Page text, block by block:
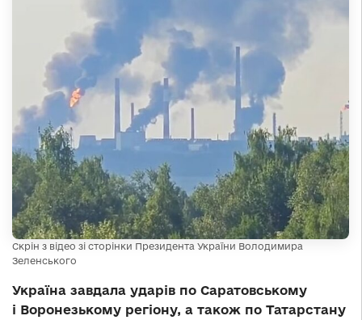
Скрін з відео зі сторінки Президента України Володимира
Зеленського
Україна завдала ударів по Саратовському
і Воронезькому регіону, а також по Татарстану